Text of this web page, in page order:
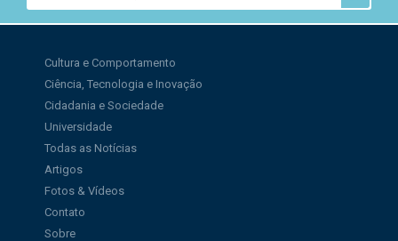
Cultura e Comportamento
Ciência, Tecnologia e Inovação
Cidadania e Sociedade
Universidade
Todas as Notícias
Artigos
Fotos & Vídeos
Contato
Sobre